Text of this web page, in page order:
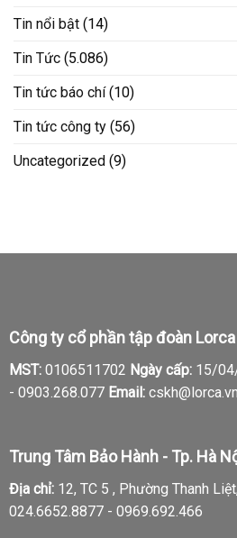
Tin nổi bật (14)
Tin Tức (5.086)
Tin tức báo chí(10)
Tin tức công ty (56)
Uncategorized (9)
Công ty cổ phần tập đoàn Lorca
MST:0106511702 Ngày cấp:15/
- 0903.268.077 Email:cskh@lorca.vn
Trung Tâm Bảo Hành - Tp. Hà
Địa chỉ:12, TC 5 , Phường Thanh
024.6652.8877 - 0969.692.466